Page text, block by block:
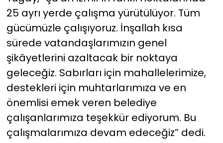
25 ayrı yerde çalışma yürütülüyor. Tüm
gücümüzle çalışıyoruz. İnşallah kısa
sürede vatandaşlarımızın genel
şikâyetlerini azaltacak bir noktaya
geleceğiz. Sabırları için mahallelerimize,
destekleri için muhtarlarımıza ve en
önemlisi emek veren belediye
çalışanlarımıza teşekkür ediyorum. Bu
çalışmalarımıza devam edeceğiz” dedi.